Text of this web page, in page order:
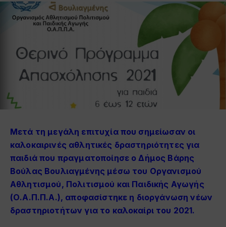
Μετά τη μεγάλη επιτυχία που σημείωσαν οι
καλοκαιρινές αθλητικές δραστηριότητες για
παιδιά που πραγματοποίησε ο Δήμος Βάρης
Βούλας Βουλιαγμένης μέσω του Οργανισμού
Αθλητισμού, Πολιτισμού και Παιδικής Αγωγής
(Ο.Α.Π.Π.Α.), αποφασίστηκε η διοργάνωση νέων
δραστηριοτήτων για το καλοκαίρι του 2021.